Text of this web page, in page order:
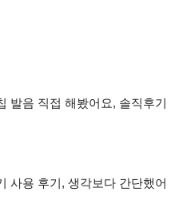
발음 직접 해봤어요, 솔직후기
사용 후기, 생각보다 간단했어